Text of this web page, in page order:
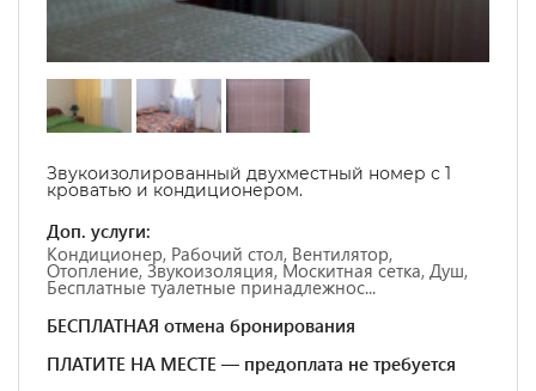
Звукоизолированный двухместный номер с 1
кроватью и кондиционером.
Доп. услуги:
Кондиционер, Рабочий стол, Вентилятор,
Отопление, Звукоизоляция, Москитная сетка, Душ,
Бесплатные туалетные принадлежнос...
БЕСПЛАТНАЯ отмена бронирования
ПЛАТИТЕ НА МЕСТЕ — предоплата не требуется